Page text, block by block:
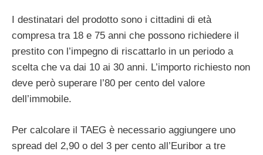
I destinatari del prodotto sono i cittadini di età
compresa tra 18 e 75 anni che possono richiedere il
prestito con l’impegno di riscattarlo in un periodo a
scelta che va dai 10 ai 30 anni. L’importo richiesto non
deve però superare l’80 per cento del valore
dell’immobile.
Per calcolare il TAEG è necessario aggiungere uno
spread del 2,90 o del 3 per cento all’Euribor a tre